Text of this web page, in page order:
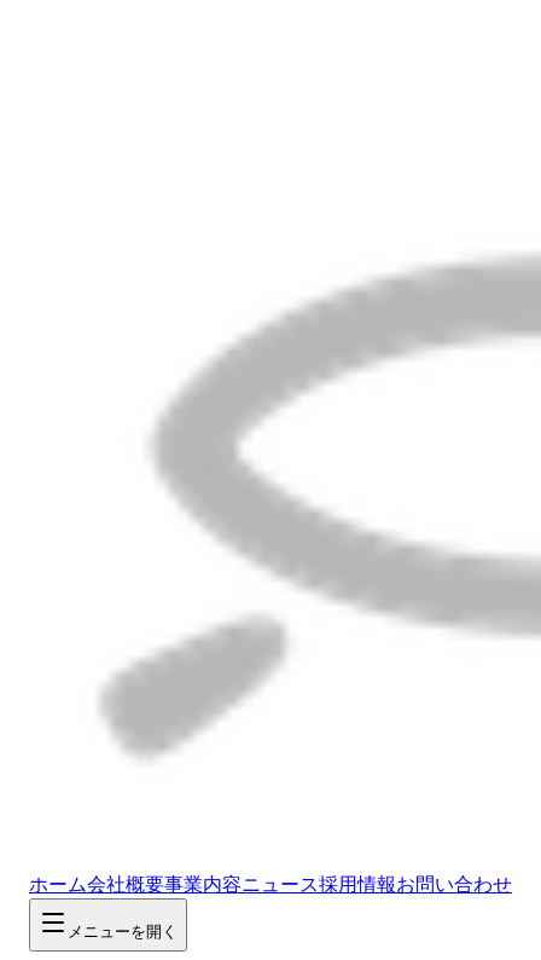
ホーム会社概要事業内容ニュース採用情報お問い合わせ
メニューを開く